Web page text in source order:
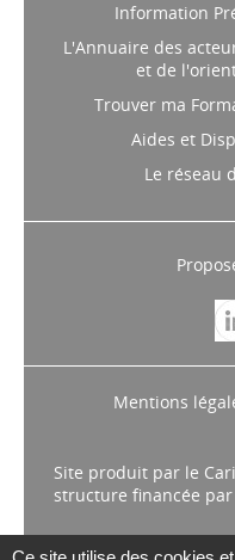
Information
L'Annuaire des
et de
Trouver ma
Aides et
Le réseau
Mentions
Site produit par le
structure financée